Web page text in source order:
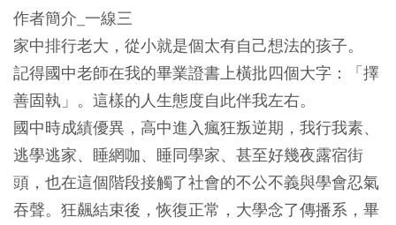
作者簡介_一線三
家中排行老大，從小就是個太有自己想法的孩子。
記得國中老師在我的畢業證書上橫批四個大字：「擇
善固執」。這樣的人生態度自此伴我左右。
國中時成績優異，高中進入瘋狂叛逆期，我行我素、
逃學逃家、睡網咖、睡同學家、甚至好幾夜露宿街
頭，也在這個階段接觸了社會的不公不義與學會忍氣
吞聲。狂飆結束後，恢復正常，大學念了傳播系，畢